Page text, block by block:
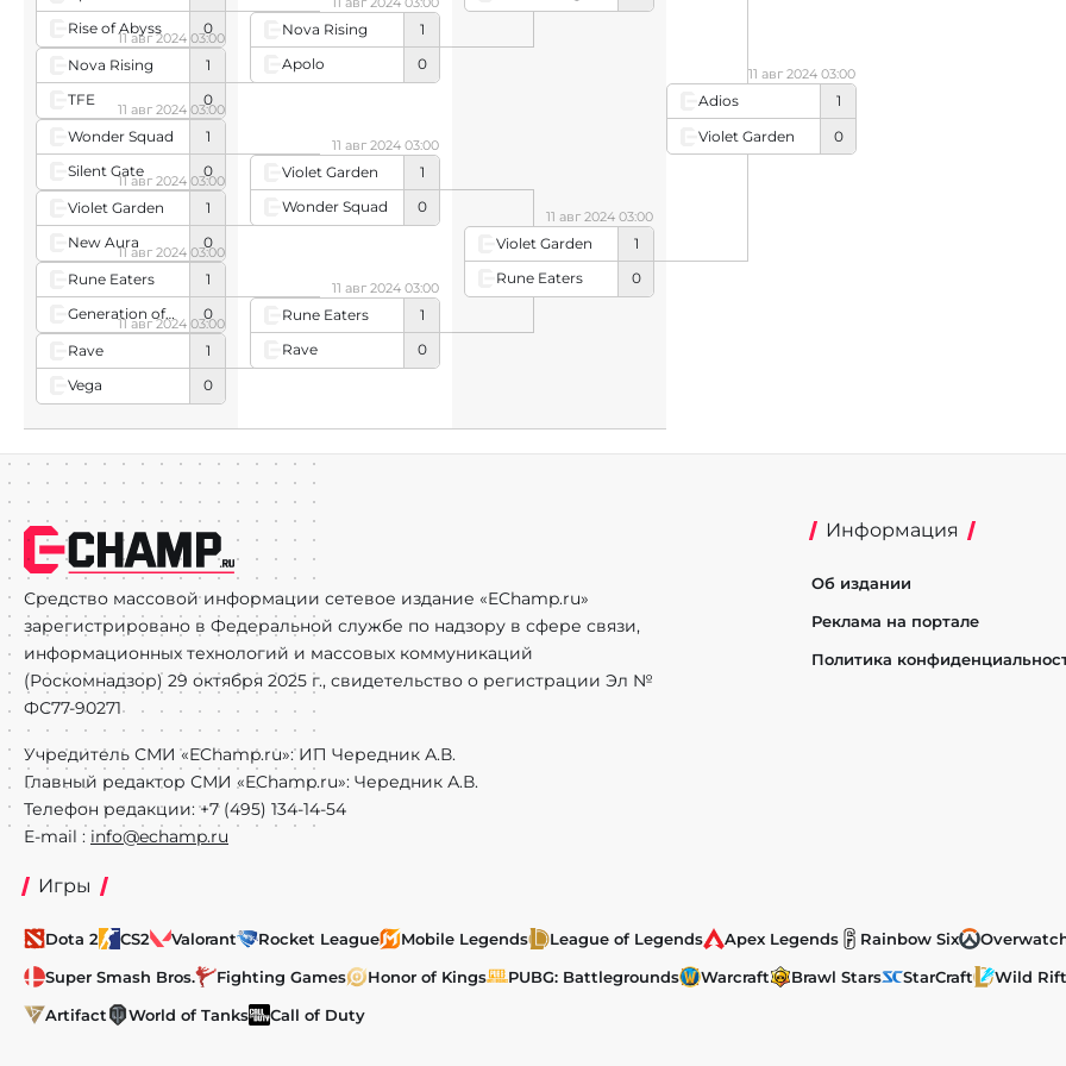
Rise of Abyss
0
Nova Rising
1
TFE
0
11 авг 2024 03:00
Wonder Squad
1
Silent Gate
0
11 авг 2024 03:00
Violet Garden
1
New Aura
0
11 авг 2024 03:00
Rune Eaters
1
Generation of Miracles (Belarusian team)
0
11 авг 2024 03:00
Rave
1
Vega
0
11 авг 2024 03:00
Nova Rising
1
Apolo
0
Violet Garden
1
Wonder Squad
0
11 авг 2024 03:00
Rune Eaters
1
Rave
0
11 авг 2024 03:00
Violet Garden
1
Rune Eaters
0
11 авг 2024 03:00
Adios
1
Violet Garden
0
11 авг 2024 03:00
Средство массовой информации сетевое издание «EChamp.ru»
зарегистрировано в Федеральной службе по надзору в сфере связи,
информационных технологий и массовых коммуникаций
(Роскомнадзор) 29 октября 2025 г., свидетельство о регистрации Эл №
ФС77-90271
Учредитель СМИ «EChamp.ru»: ИП Чередник А.В.
Главный редактор СМИ «EChamp.ru»: Чередник А.В.
Телефон редакции: +7 (495) 134-14-54
E-mail : info@echamp.ru
Информация
Об издании
Реклама на портале
Политика
Игры
Dota 2 CS2 Valorant Rocket League Mobile Legends League of Legends Apex Legends Rainbow Six
Super Smash Bros.
Fighting Games Honor of Kings PUBG: Battlegrounds Warcraft Brawl Stars StarCraft Wild Rift
Artifact
World of Tanks Call of Duty